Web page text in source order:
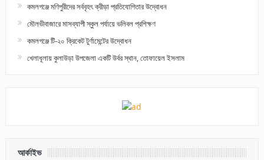
কমলগঞ্জে মণিপুরীদের সর্ববৃহৎ ক্রীড়া প্রতিযোগিতার উদ্বোধন
মৌলভীবাজারে মাসব্যাপী স্কুল পর্যায়ে ভলিবল প্রশিক্ষণ
কমলগঞ্জে টি-২০ ক্রিকেট টুর্ণামেন্টের উদ্বোধন
খেলাধূলায় কুলাউড়া উপজেলা একটি উর্বর স্থান, তোফায়েল ইসলাম
আর্কাইভ